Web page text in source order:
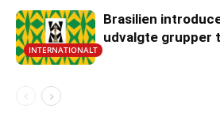
INTERNATIONALT
Brasilien
udvalgte grupper